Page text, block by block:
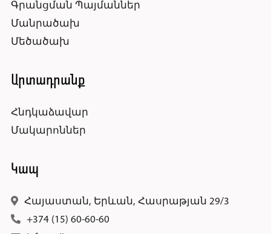
Գրանցման Պայմաններ
Մանրածախ
Մեծածախ
Արտադրանք
Հնդկաձավար
Մակարոններ
Կապ
Հայաստան, Երևան, Հասրաթյան 29/3
+374 (15) 60-60-60